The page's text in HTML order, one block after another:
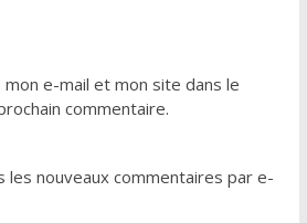
e-mail et mon site dans le
commentaire.
les nouveaux commentaires par e-